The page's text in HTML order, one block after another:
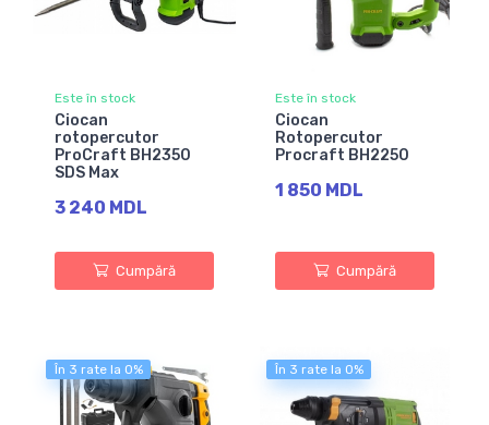
Este în stock
Ciocan
rotopercutor
ProCraft BH2350
SDS Max
3 240 MDL
Cumpără
Este în stock
Ciocan
Rotopercutor
Procraft BH2250
1 850 MDL
Cumpără
În 3 rate la 0% În 3 rate la 0%